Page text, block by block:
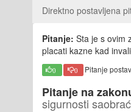
Direktno postavljena
Pitanje: Sta je s ovim
placati kazne kad
0 0 Pitanje
Pitanje na
sigurnosti